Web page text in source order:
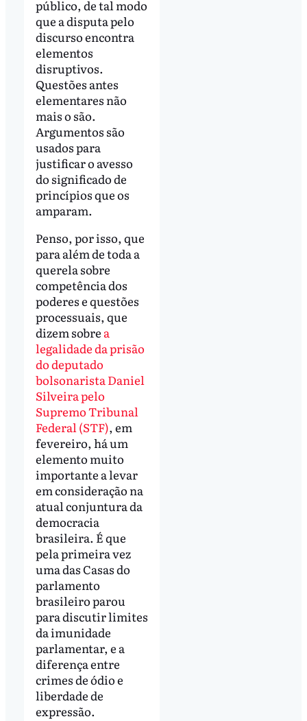
público, de tal modo
que a disputa pelo
discurso encontra
elementos
disruptivos.
Questões antes
elementares não
mais o são.
Argumentos são
usados para
justificar o avesso
do significado de
princípios que os
amparam.
Penso, por isso, que
para além de toda a
querela sobre
competência dos
poderes e questões
processuais, que
dizem sobre a
legalidade da prisão
do deputado
bolsonarista Daniel
Silveira pelo
Supremo Tribunal
Federal (STF), em
fevereiro, há um
elemento muito
importante a levar
em consideração na
atual conjuntura da
democracia
brasileira. É que
pela primeira vez
uma das Casas do
parlamento
brasileiro parou
para discutir limites
da imunidade
parlamentar, e a
diferença entre
crimes de ódio e
liberdade de
expressão.